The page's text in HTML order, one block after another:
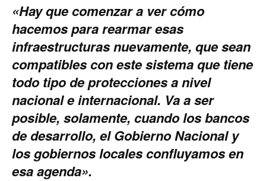
«Hay que comenzar a ver cómo
hacemos para rearmar esas
infraestructuras nuevamente, que sean
compatibles con este sistema que tiene
todo tipo de protecciones a nivel
nacional e internacional. Va a ser
posible, solamente, cuando los bancos
de desarrollo, el Gobierno Nacional y
los gobiernos locales confluyamos en
esa agenda».